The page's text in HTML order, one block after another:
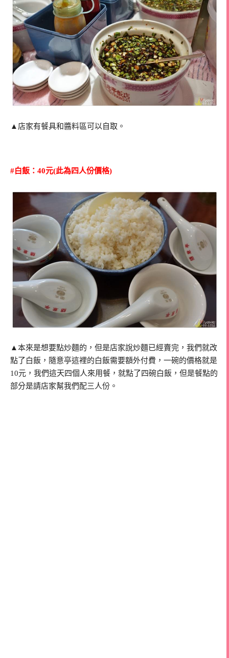
▲店家有餐具和醬料區可以自取。
#白飯：40元(此為四人份價格)
▲本來是想要點炒麵的，但是店家說炒麵已經賣完，我們就改
點了白飯，隨意亭這裡的白飯需要額外付費，一碗的價格就是
10元，我們這天四個人來用餐，就點了四碗白飯，但是餐點的
部分是請店家幫我們配三人份。